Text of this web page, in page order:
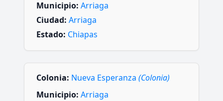
Municipio: Arriaga
Ciudad: Arriaga
Estado: Chiapas
Colonia: Nueva Esperanza (Colonia)
Municipio: Arriaga